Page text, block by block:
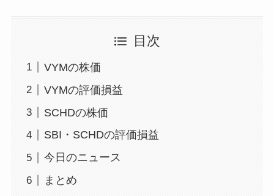
目次
VYMの株価
VYMの評価損益
SCHDの株価
SBI・SCHDの評価損益
今日のニュース
まとめ